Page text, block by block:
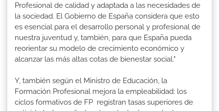
Profesional de calidad y adaptada a las necesidades de
la sociedad. El Gobierno de España considera que esto
es esencial para el desarrollo personal y profesional de
nuestra juventud y, también, para que España pueda
reorientar su modelo de crecimiento económico y
alcanzar las más altas cotas de bienestar social."
Y, también según el Ministro de Educación, la
Formación Profesional mejora la empleabilidad: los
ciclos formativos de FP registran tasas superiores de